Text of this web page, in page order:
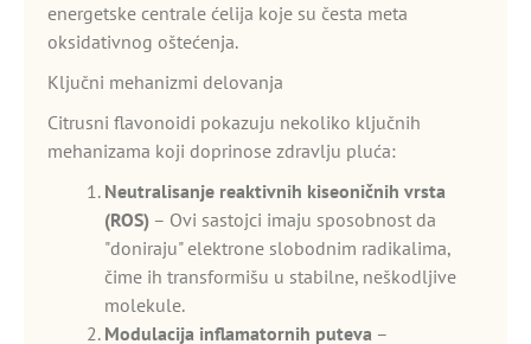
energetske centrale ćelija koje su česta meta
oksidativnog oštećenja.
Ključni mehanizmi delovanja
Citrusni flavonoidi pokazuju nekoliko ključnih
mehanizama koji doprinose zdravlju pluća:
Neutralisanje reaktivnih kiseoničnih vrsta
(ROS) – Ovi sastojci imaju sposobnost da
"doniraju" elektrone slobodnim radikalima,
čime ih transformišu u stabilne, neškodljive
molekule.
Modulacija inflamatornih puteva –